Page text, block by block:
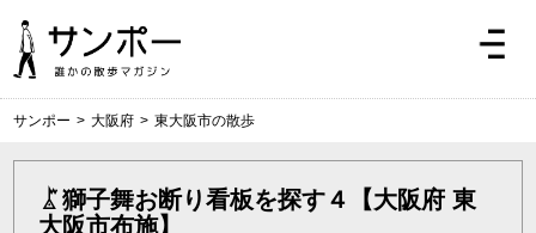
サンポー > 大阪府 > 東大阪市の散歩
獅子舞お断り看板を探す４【大阪府 東
大阪市布施】